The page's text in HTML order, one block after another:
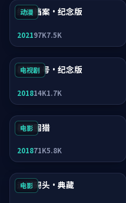
动漫
终局档案·纪念版
202197K7.5K
电视剧
暴雪信号·纪念版
201814K1.7K
电影
暴雪围猎
201871K5.8K
电影
迷城码头·典藏